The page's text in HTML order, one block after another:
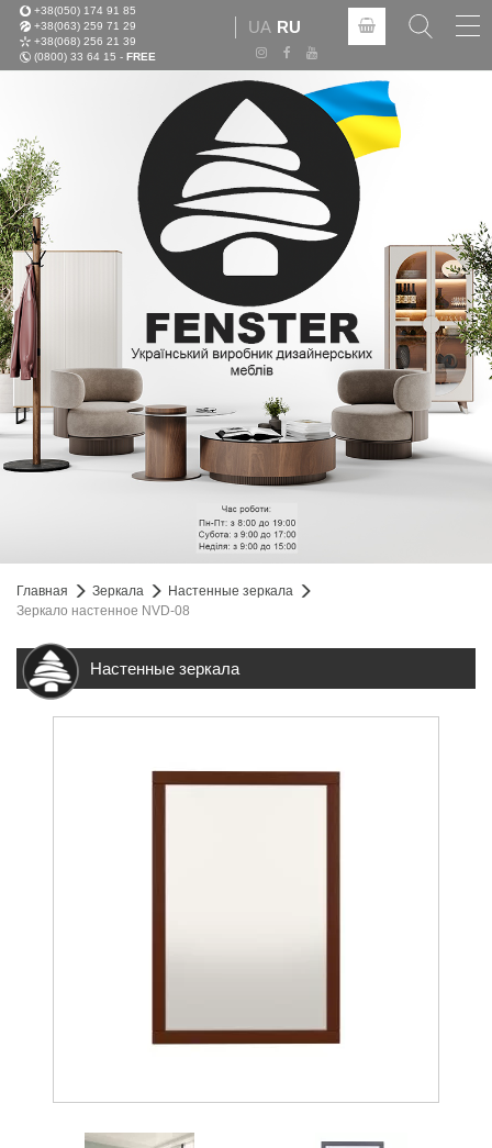
+38(050) 174 91 85
+38(063) 259 71 29
+38(068) 256 21 39
(0800) 33 64 15 - FREE
UA RU
Главная Зеркала
Настенные зеркала
Зеркало настенное NVD-08
Настенные зеркала